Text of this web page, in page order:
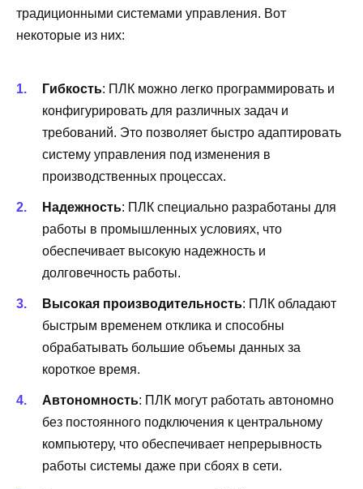
традиционными системами управления. Вот
некоторые из них:
Гибкость: ПЛК можно легко программировать и
конфигурировать для различных задач и
требований. Это позволяет быстро адаптировать
систему управления под изменения в
производственных процессах.
Надежность: ПЛК специально разработаны для
работы в промышленных условиях, что
обеспечивает высокую надежность и
долговечность работы.
Высокая производительность: ПЛК обладают
быстрым временем отклика и способны
обрабатывать большие объемы данных за
короткое время.
Автономность: ПЛК могут работать автономно
без постоянного подключения к центральному
компьютеру, что обеспечивает непрерывность
работы системы даже при сбоях в сети.